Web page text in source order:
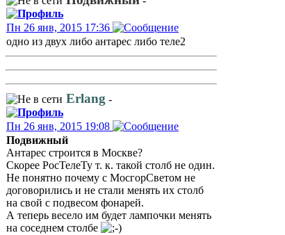
Пн 26 янв, 2015 17:36
одно из двух либо антарес либо теле2
Erlang -
Пн 26 янв, 2015 19:08
Подвижный
Антарес строится в Москве?
Скорее РосТелеТу т. к. такой столб не один.
Не понятно почему с МосгорСветом не
договорились и не стали менять их столб
на свой с подвесом фонарей.
А теперь весело им будет лампочки менять
на соседнем столбе